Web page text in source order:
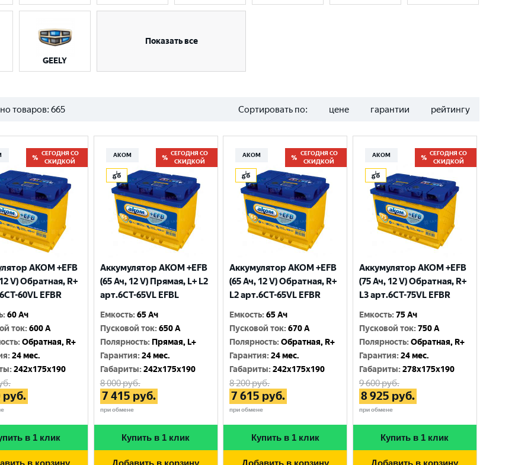
GEELY
Показать все
товаров: 665 Сортировать по: цене гарантии рейтингу
СЕГОДНЯ СО
СКИДКОЙ
AKOM +EFB
V) Обратная, R+
60VL EFBR
:60 Ач
ток:600 A
:Обратная, R+
:24 мес.
:242x175x190
руб.
в 1 клик
АКОМ
СЕГОДНЯ СО
СКИДКОЙ
Аккумулятор AKOM +EFB
(65 Ач, 12 V) Прямая, L+ L2
арт.6СТ-65VL EFBL
Емкость:65 Ач
Пусковой ток:650 A
Полярность: Прямая, L+
Гарантия:24 мес.
Габариты:242x175x190
8 000руб.
7 415 руб.
при обмене
Купить в 1 клик
АКОМ
СЕГОДНЯ СО
СКИДКОЙ
Аккумулятор AKOM +EFB
(65 Ач, 12 V) Обратная, R+
L2 арт.6CT-65VL EFBR
Емкость:65 Ач
Пусковой ток:670 A
Полярность:Обратная, R+
Гарантия:24 мес.
Габариты:242x175x190
8 200руб.
7 615 руб.
при обмене
Купить в 1 клик
АКОМ
СЕГОДНЯ СО
СКИДКОЙ
Аккумулятор AKOM +EFB
(75 Ач, 12 V) Обратная, R+
L3 арт.6СТ-75VL EFBR
Емкость:75 Ач
Пусковой ток:750 A
Полярность:Обратная, R+
Гарантия:24 мес.
Габариты:278x175x190
9 600руб.
8 925 руб.
при обмене
Купить в 1 клик